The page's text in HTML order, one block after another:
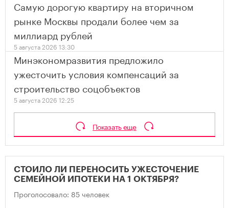
Самую дорогую квартиру на вторичном
рынке Москвы продали более чем за
миллиард рублей
5 августа 2026 13:30
Минэкономразвития предложило
ужесточить условия компенсаций за
строительство соцобъектов
5 августа 2026 12:25
Показать еще
СТОИЛО ЛИ ПЕРЕНОСИТЬ УЖЕСТОЧЕНИЕ
СЕМЕЙНОЙ ИПОТЕКИ НА 1 ОКТЯБРЯ?
Проголосовало: 85 человек